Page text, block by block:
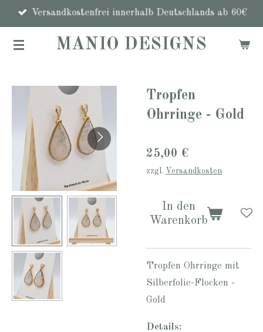
Zum
Hauptinhalt
springen
MANIO DESIGNS
Versandkostenfrei innerhalb Deutschlands ab 60€
Tropfen
Ohrringe - Gold
25,00 €
zzgl. Versandkosten
In den
Warenkorb
Tropfen Ohrringe mit
Silberfolie-Flocken -
Gold
Details: